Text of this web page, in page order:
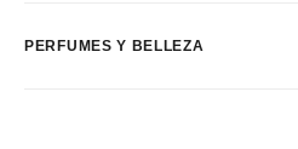
PERFUMES Y BELLEZA